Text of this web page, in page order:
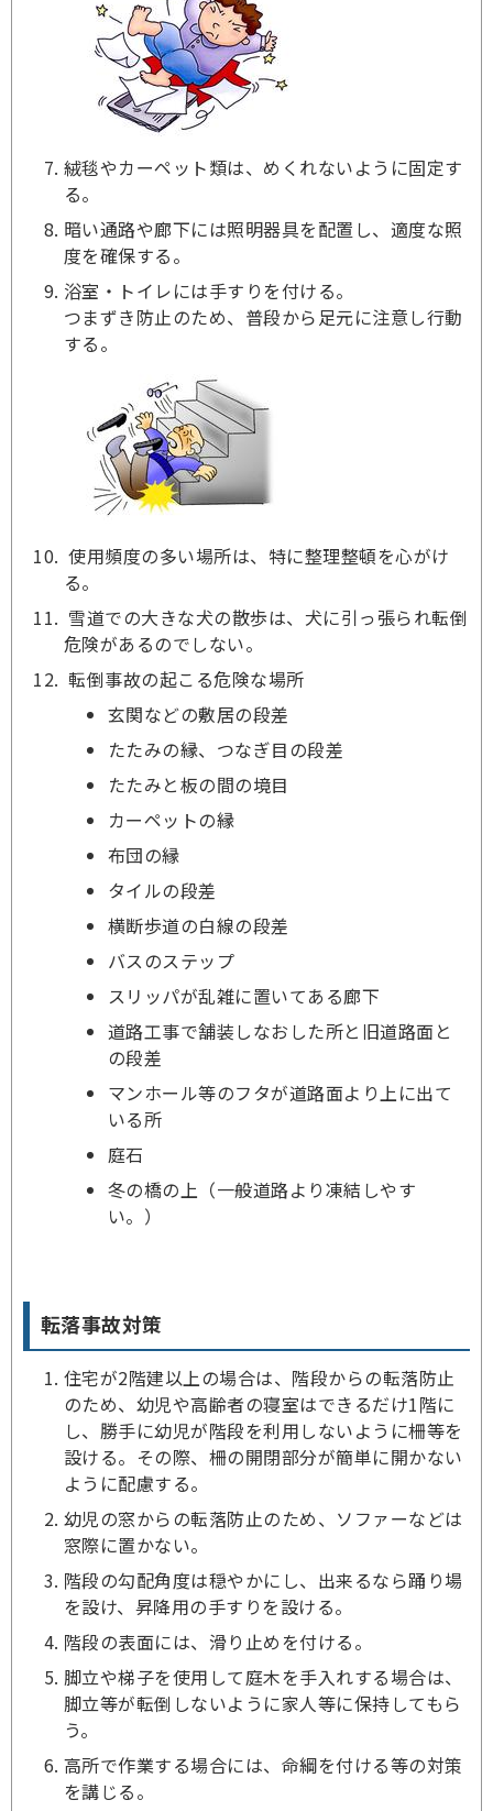
絨毯やカーペット類は、めくれないように固定す
る。
暗い通路や廊下には照明器具を配置し、適度な照
度を確保する。
浴室・トイレには手すりを付ける。
つまずき防止のため、普段から足元に注意し行動
する。
使用頻度の多い場所は、特に整理整頓を心がけ
る。
雪道での大きな犬の散歩は、犬に引っ張られ転倒
危険があるのでしない。
転倒事故の起こる危険な場所
玄関などの敷居の段差
たたみの縁、つなぎ目の段差
たたみと板の間の境目
カーペットの縁
布団の縁
タイルの段差
横断歩道の白線の段差
バスのステップ
スリッパが乱雑に置いてある廊下
道路工事で舗装しなおした所と旧道路面と
の段差
マンホール等のフタが道路面より上に出て
いる所
庭石
冬の橋の上（一般道路より凍結しやす
い。）
転落事故対策
住宅が2階建以上の場合は、階段からの転落防止
のため、幼児や高齢者の寝室はできるだけ1階に
し、勝手に幼児が階段を利用しないように柵等を
設ける。その際、柵の開閉部分が簡単に開かない
ように配慮する。
幼児の窓からの転落防止のため、ソファーなどは
窓際に置かない。
階段の勾配角度は穏やかにし、出来るなら踊り場
を設け、昇降用の手すりを設ける。
階段の表面には、滑り止めを付ける。
脚立や梯子を使用して庭木を手入れする場合は、
脚立等が転倒しないように家人等に保持してもら
う。
高所で作業する場合には、命綱を付ける等の対策
を講じる。